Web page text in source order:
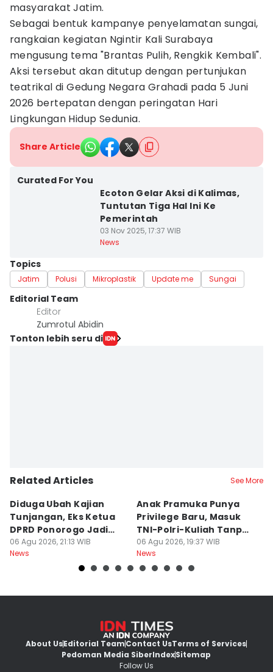
masyarakat Jatim.
Sebagai bentuk kampanye penyelamatan sungai,
rangkaian kegiatan Ngintir Kali Surabaya
mengusung tema "Brantas Pulih, Rengkik Kembali".
Aksi tersebut akan ditutup dengan pertunjukan
teatrikal di Gedung Negara Grahadi pada 5 Juni
2026 bertepatan dengan peringatan Hari
Lingkungan Hidup Sedunia.
Share Article
Curated For You
Ecoton Gelar Aksi di Kalimas,
Tuntutan Tiga Hal Ini Ke
Pemerintah
03 Nov 2025, 17:37 WIB
News
Topics
Jatim Polusi Mikroplastik Update me Sungai
Editorial Team
Editor
Zumrotul Abidin
Tonton lebih seru di
Related Articles See More
Diduga Ubah Kajian
Tunjangan, Eks Ketua
DPRD Ponorogo Jadi
Tersangka
06 Agu 2026, 21:13 WIB
News
Anak Pramuka Punya
Privilege Baru, Masuk
TNI-Polri-Kuliah Tanpa
Tes
06 Agu 2026, 19:37 WIB
News
About UsEditorial TeamContact UsTerms of Services
Pedoman Media SiberIndexSitemap
Follow Us